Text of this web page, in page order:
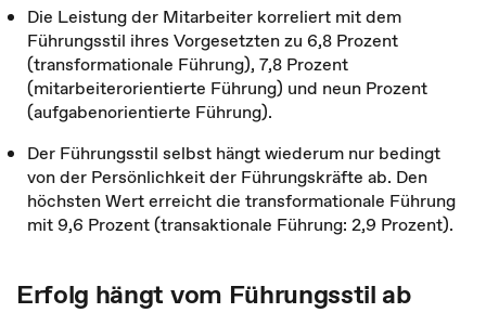
Die Leistung der Mitarbeiter korreliert mit dem
Führungsstil ihres Vorgesetzten zu 6,8 Prozent
(transformationale Führung), 7,8 Prozent
(mitarbeiterorientierte Führung) und neun Prozent
(aufgabenorientierte Führung).
Der Führungsstil selbst hängt wiederum nur bedingt
von der Persönlichkeit der Führungskräfte ab. Den
höchsten Wert erreicht die transformationale Führung
mit 9,6 Prozent (transaktionale Führung: 2,9 Prozent).
Erfolg hängt vom Führungsstil ab